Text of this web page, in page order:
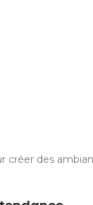
créer des